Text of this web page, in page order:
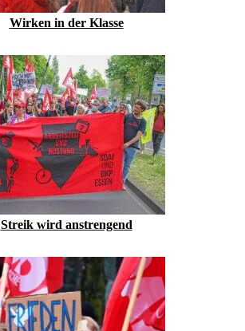
Wirken in der Klasse
Streik wird anstrengend